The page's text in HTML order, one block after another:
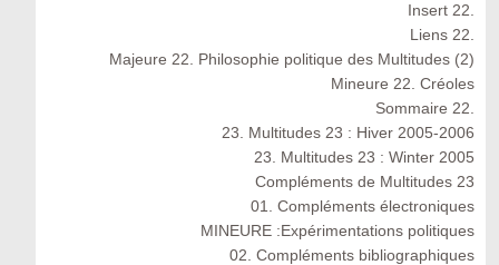
Insert 22.
Liens 22.
Majeure 22. Philosophie politique des Multitudes (2)
Mineure 22. Créoles
Sommaire 22.
23. Multitudes 23 : Hiver 2005-2006
23. Multitudes 23 : Winter 2005
Compléments de Multitudes 23
01. Compléments électroniques
MINEURE :Expérimentations politiques
02. Compléments bibliographiques